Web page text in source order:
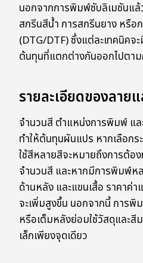
นอกจากการพิมพ์ซับลิเมชันแล้
สกรีนสีน้ำ การสกรีนยาง หรื
(DTG/DTF) ซึ่งแต่ละเทคนิคจ
ต้นทุนที่แตกต่างกันออกไปตาม
รายละเอียดของลาย
จำนวนสี ตำแหน่งการพิมพ์ แ
ทำให้ต้นทุนผันแปร หากเลือก
ใช้สีหลายสีจะหมายถึงการต้อ
จำนวนสี และหากมีการพิมพ์ห
ด้านหลัง และแขนเสื้อ ราคาค่า
จะเพิ่มสูงขึ้น นอกจากนี้ การ
หรือเต็มหลังย่อมใช้วัสดุและสี
เล็กเพียงจุดเดียว